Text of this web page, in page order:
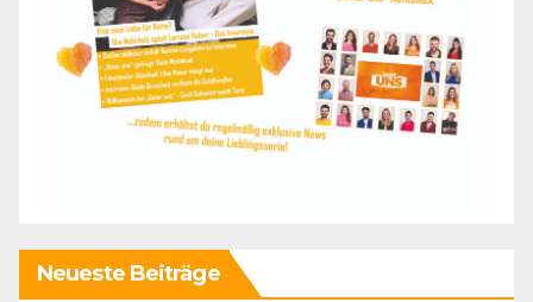
Neueste Beiträge